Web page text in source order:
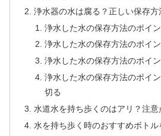
浄水器の水は腐る？正しい保存方
浄水した水の保存方法のポイ
浄水した水の保存方法のポイ
浄水した水の保存方法のポイ
浄水した水の保存方法のポイ
切る
水道水を持ち歩くのはアリ？注意
水を持ち歩く時のおすすめボトル